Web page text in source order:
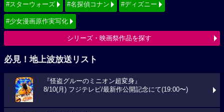
#スターウォーズ #名探偵コナン #ディズニー
#少女漫画原作実写化
シリーズ・映画祭作品を探す
必見！地上波放送リスト
『怪盗グルーのミニオン超変身』
8/10(月) フジテレビ/最新作公開記念にて(19:00〜)